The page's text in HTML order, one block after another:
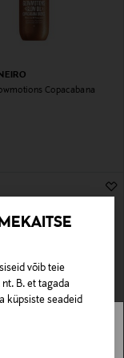
võib teie
B. et tagada
küpsiste seadeid
Copacabana